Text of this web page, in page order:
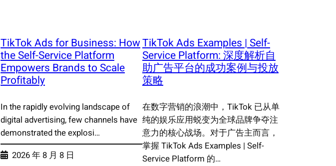
TikTok Ads for Business: How
the Self-Service Platform
Empowers Brands to Scale
Profitably
In the rapidly evolving landscape of
digital advertising, few channels have
demonstrated the explosi…
2026 年 8 月 8 日
TikTok Ads Examples | Self-
Service Platform: 深度解析自
助广告平台的成功案例与投放
策略
在数字营销的浪潮中，TikTok 已从单
纯的娱乐应用蜕变为全球品牌争夺注
意力的核心战场。对于广告主而言，
掌握 TikTok Ads Examples | Self-
Service Platform 的…